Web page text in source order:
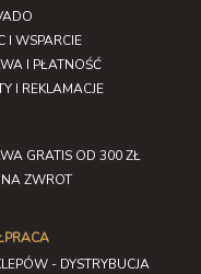
I WSPARCIE
I PŁATNOŚĆ
I REKLAMACJE
GRATIS OD 300 ZŁ
ZWROT
- DYSTRYBUCJA